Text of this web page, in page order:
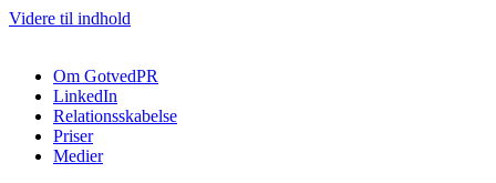
Videre til indhold
Om GotvedPR
LinkedIn
Relationsskabelse
Priser
Medier